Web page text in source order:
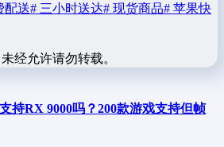
配送# 三小时送达# 现货商品# 苹果快
经允许请勿转载。
持RX 9000吗？200款游戏支持但帧